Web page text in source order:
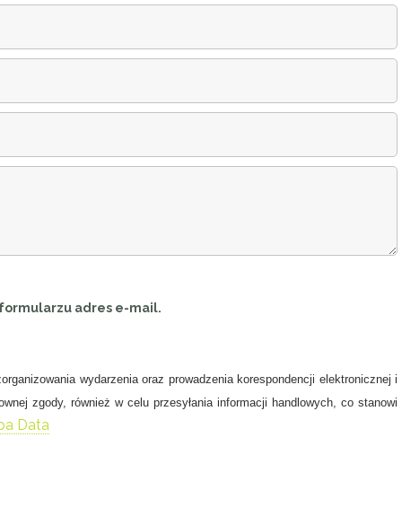
formularzu adres e-mail.
wydarzenia oraz prowadzenia korespondencji elektronicznej i
zgody, również w celu przesyłania informacji handlowych, co stanowi
Data